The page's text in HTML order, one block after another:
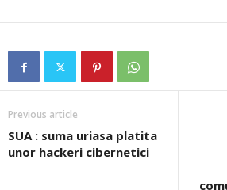
Previous article
SUA : suma uriasa platita
unor hackeri cibernetici